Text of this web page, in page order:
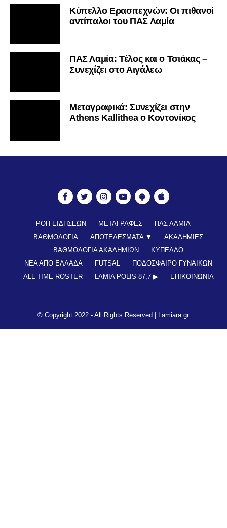
Κύπελλο Ερασιτεχνών: Οι πιθανοί
αντίπαλοι του ΠΑΣ Λαμία
ΠΑΣ Λαμία: Τέλος και ο Τσιάκας –
Συνεχίζει στο Αιγάλεω
Mεταγραφικά: Συνεχίζει στην
Athens Kallithea ο Κοντονίκος
ΡΟΗ ΕΙΔΗΣΕΩΝ ΜΕΤΑΓΡΑΦΕΣ
ΠΑΣ ΛΑΜΙΑ
ΒΑΘΜΟΛΟΓΙΑ
ΑΠΟΤΕΛΕΣΜΑΤΑ ▼
ΑΚΑΔΗΜΙΕΣ
ΒΑΘΜΟΛΟΓΙΑ ΑΚΑΔΗΜΙΩΝ
ΚΥΠΕΛΛΟ
ΝΕΑ ΑΠΟ ΕΛΛΑΔΑ
FUTSAL
ΠΟΔΟΣΦΑΙΡΟ ΓΥΝΑΙΚΩΝ
ALL TIME ROSTER
LAMIA POLIS 87,7 ▶︎ ΕΠΙΚΟΙΝΩΝΊΑ
© Copyright 2022 - All Rights Reserved | Lamiara.gr